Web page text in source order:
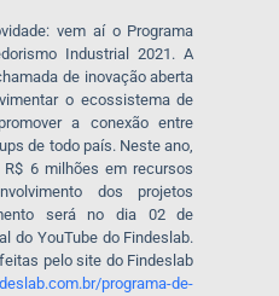
vem aí o Programa
Industrial 2021. A
de inovação aberta
o ecossistema de
a conexão entre
de todo país. Neste ano,
6 milhões em recursos
dos projetos
será no dia 02 de
do YouTube do Findeslab.
pelo site do Findeslab
programa-de-